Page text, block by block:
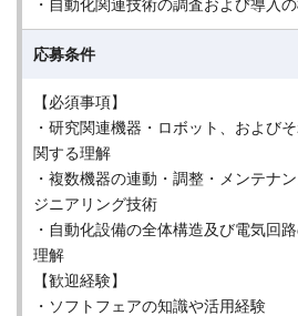
・自動化関連技術の調査および導入
応募条件
【必須事項】
・研究関連機器・ロボット、および
関する理解
・複数機器の連動・調整・メンテナ
ジニアリング技術
・自動化設備の全体構造及び電気回
理解
【歓迎経験】
・ソフトフェアの知識や活用経験